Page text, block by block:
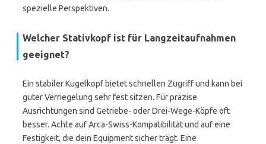
spezielle Perspektiven.
Welcher Stativkopf ist für Langzeitaufnahmen
geeignet?
Ein stabiler Kugelkopf bietet schnellen Zugriff und kann bei
guter Verriegelung sehr fest sitzen. Für präzise
Ausrichtungen sind Getriebe- oder Drei-Wege-Köpfe oft
besser. Achte auf Arca-Swiss-Kompatibilität und auf eine
Festigkeit, die dein Equipment sicher trägt. Eine